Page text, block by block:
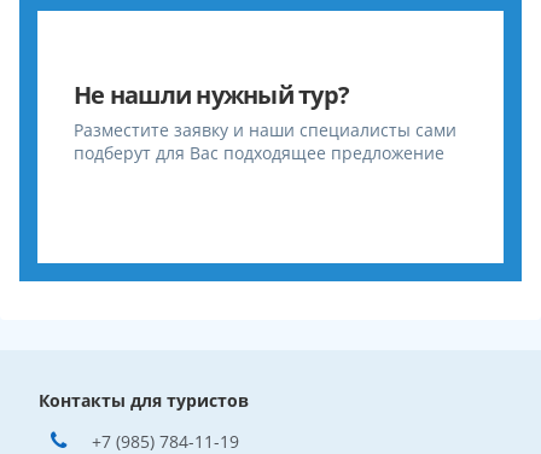
Не нашли нужный тур?
Разместите заявку и наши специалисты сами
подберут для Вас подходящее предложение
Контакты для туристов
+7 (985) 784-11-19